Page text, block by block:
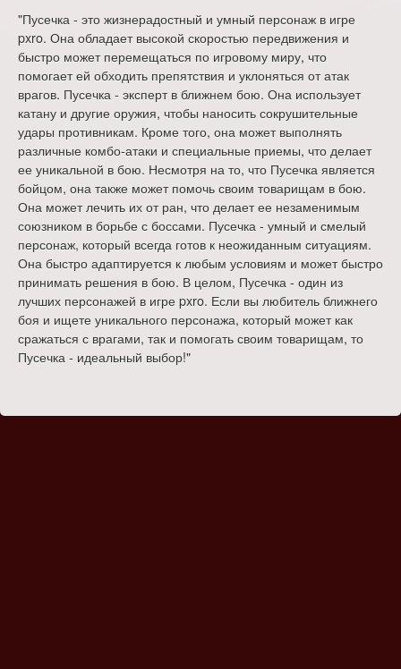
"Пусечка - это жизнерадостный и умный персонаж в игре
pxro. Она обладает высокой скоростью передвижения и
быстро может перемещаться по игровому миру, что
помогает ей обходить препятствия и уклоняться от атак
врагов. Пусечка - эксперт в ближнем бою. Она использует
катану и другие оружия, чтобы наносить сокрушительные
удары противникам. Кроме того, она может выполнять
различные комбо-атаки и специальные приемы, что делает
ее уникальной в бою. Несмотря на то, что Пусечка является
бойцом, она также может помочь своим товарищам в бою.
Она может лечить их от ран, что делает ее незаменимым
союзником в борьбе с боссами. Пусечка - умный и смелый
персонаж, который всегда готов к неожиданным ситуациям.
Она быстро адаптируется к любым условиям и может быстро
принимать решения в бою. В целом, Пусечка - один из
лучших персонажей в игре pxro. Если вы любитель ближнего
боя и ищете уникального персонажа, который может как
сражаться с врагами, так и помогать своим товарищам, то
Пусечка - идеальный выбор!"